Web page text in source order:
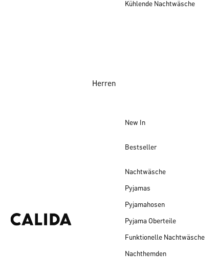
Kühlende Nachtwäsche
Herren
New In
Bestseller
Nachtwäsche
Pyjamas
Pyjamahosen
Pyjama Oberteile
Funktionelle Nachtwäsche
Nachthemden